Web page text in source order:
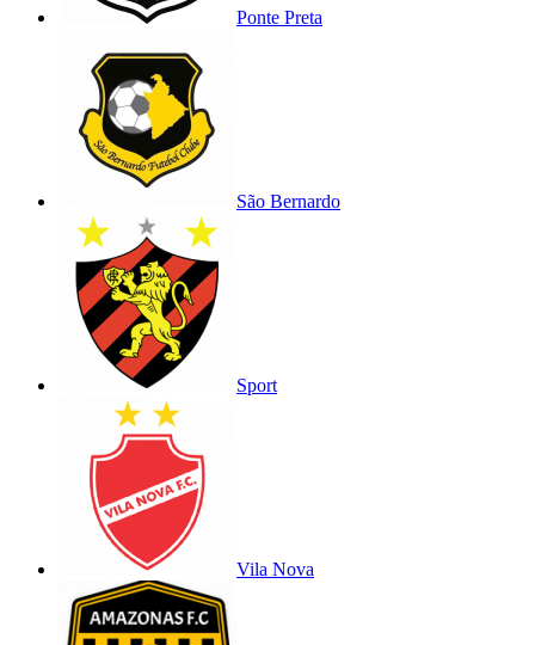
Ponte Preta
São Bernardo
Sport
Vila Nova